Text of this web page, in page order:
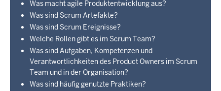
Was macht agile Produktentwicklung aus?
Was sind Scrum Artefakte?
Was sind Scrum Ereignisse?
Welche Rollen gibt es im Scrum Team?
Was sind Aufgaben, Kompetenzen und
Verantwortlichkeiten des Product Owners im Scrum
Team und in der Organisation?
Was sind häufig genutzte Praktiken?